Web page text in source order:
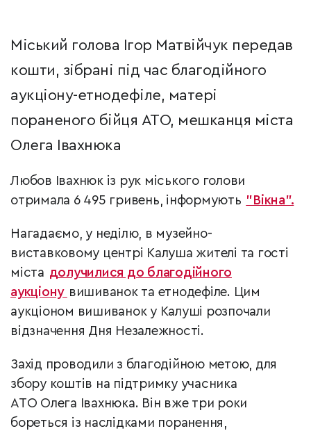
Міський голова Ігор Матвійчук передав
кошти, зібрані під час благодійного
аукціону-етнодефіле, матері
пораненого бійця АТО, мешканця міста
Олега Івахнюка
Любов Івахнюкіз рук міського голови
отримала 6 495 гривень, інформують "Вікна".
Нагадаємо, у неділю, в музейно-
виставковому центрі Калуша жителі та гості
міста долучилися до благодійного
аукціону вишиванок та етнодефіле. Цим
аукціоном вишиванок у Калуші розпочали
відзначення Дня Незалежності.
Захід проводили з благодійною метою, для
збору коштів на підтримку учасника
АТО Олега Івахнюка. Він вже три роки
бореться із наслідками поранення,